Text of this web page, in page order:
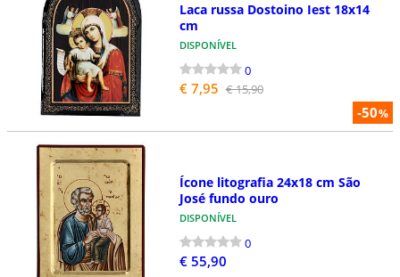
-50%
Laca russa Dostoino Iest 18x14
cm
DISPONÍVEL
0
€ 7,95 € 15,90
Ícone litografia 24x18 cm São
José fundo ouro
DISPONÍVEL
0
€ 55,90